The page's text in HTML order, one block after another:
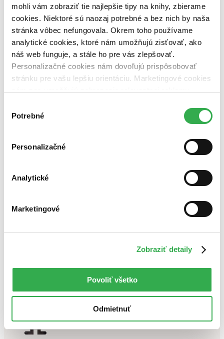
mohli vám zobraziť tie najlepšie tipy na knihy, zbierame
cookies. Niektoré sú naozaj potrebné a bez nich by naša
stránka vôbec nefungovala. Okrem toho používame
analytické cookies, ktoré nám umožňujú zisťovať, ako
náš web funguje, a stále ho pre vás zlepšovať.
Personalizačné cookies nám dovoľujú prispôsobovať
stránku pre vašu lepšiu orientáciu. Marketingové cookies
nám pomohlo, keby sme mohli používať všetky tieto
súhlasu
Potrebné
Personalizačné
Analytické
Marketingové
Zobraziť detaily
Povoliť všetko
Odmietnuť
Nové / čítané
nová (0 titulov)nová
čítaná - výborný stav (0 titulov)čítaná - výborný stav
čítaná - mierne opotrebovaná (0 titulov)čítaná - mierne
opotrebovaná
čítané verzie vypredaných kníh (0 titulov)čítané verzie
Zúžiť výber
Zoradiť
Novinky
Najvyššia zľava
Použité filtre
Skúste prosím zmeniť vyhľadávaný výraz.
Náš pomocník Sherlock vám ju s radosťou vypátra!
Knihomoľský pomocník